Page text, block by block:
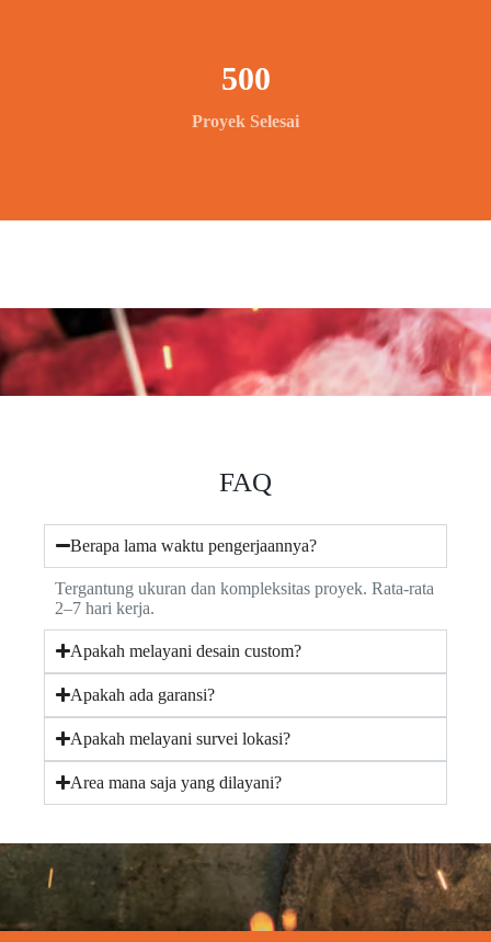
Proyek Selesai
500
FAQ
Berapa lama waktu pengerjaannya?
Tergantung ukuran dan kompleksitas proyek. Rata-rata
2–7 hari kerja.
Apakah melayani desain custom?
Apakah ada garansi?
Apakah melayani survei lokasi?
Area mana saja yang dilayani?